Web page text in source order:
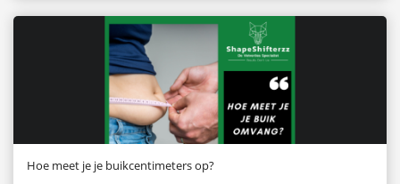
Hoe meet je je buikcentimeters op?